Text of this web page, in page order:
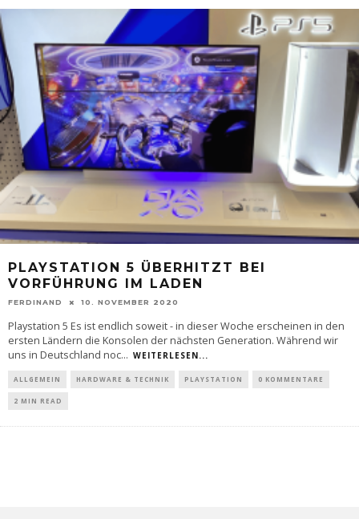
PLAYSTATION 5 ÜBERHITZT BEI
VORFÜHRUNG IM LADEN
FERDINAND 10. NOVEMBER 2020
Playstation 5 Es ist endlich soweit - in dieser Woche erscheinen in den
ersten Ländern die Konsolen der nächsten Generation. Während wir
uns in Deutschland noc... WEITERLESEN...
ALLGEMEIN HARDWARE & TECHNIK PLAYSTATION 0 KOMMENTARE
2 MIN READ